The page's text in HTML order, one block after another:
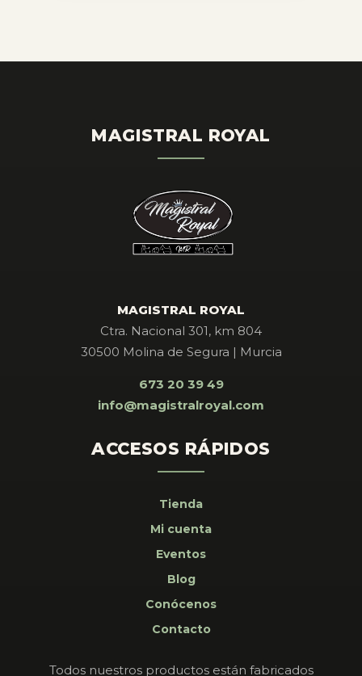
MAGISTRAL ROYAL
MAGISTRAL ROYAL
Ctra. Nacional 301, km 804
30500 Molina de Segura | Murcia
673 20 39 49
info@magistralroyal.com
ACCESOS RÁPIDOS
Tienda
Mi cuenta
Eventos
Blog
Conócenos
Contacto
Todos nuestros productos están fabricados